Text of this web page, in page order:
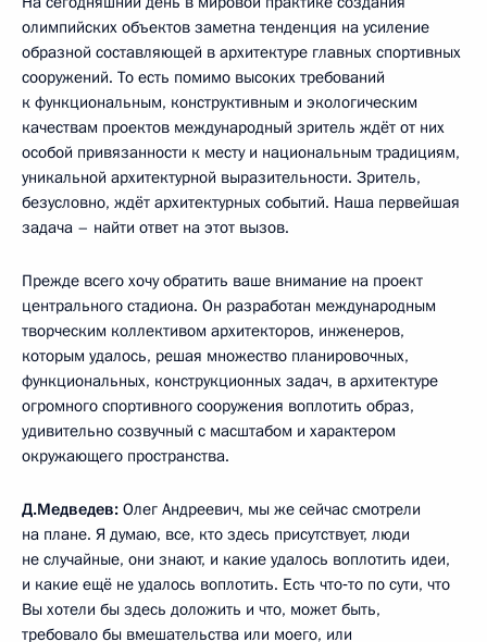
олимпийских объектов заметна тенденция на усиление
образной составляющей в архитектуре главных спортивных
сооружений. То есть помимо высоких требований
к функциональным, конструктивным и экологическим
качествам проектов международный зритель ждёт от них
особой привязанности к месту и национальным традициям,
уникальной архитектурной выразительности. Зритель,
безусловно, ждёт архитектурных событий. Наша первейшая
задача – найти ответ на этот вызов.
Прежде всего хочу обратить ваше внимание на проект
центрального стадиона. Он разработан международным
творческим коллективом архитекторов, инженеров,
которым удалось, решая множество планировочных,
функциональных, конструкционных задач, в архитектуре
огромного спортивного сооружения воплотить образ,
удивительно созвучный с масштабом и характером
окружающего пространства.
Д.Медведев: Олег Андреевич, мы же сейчас смотрели
на плане. Я думаю, все, кто здесь присутствует, люди
не случайные, они знают, и какие удалось воплотить идеи,
и какие ещё не удалось воплотить. Есть что‑то по сути, что
Вы хотели бы здесь доложить и что, может быть,
требовало бы вмешательства или моего, или